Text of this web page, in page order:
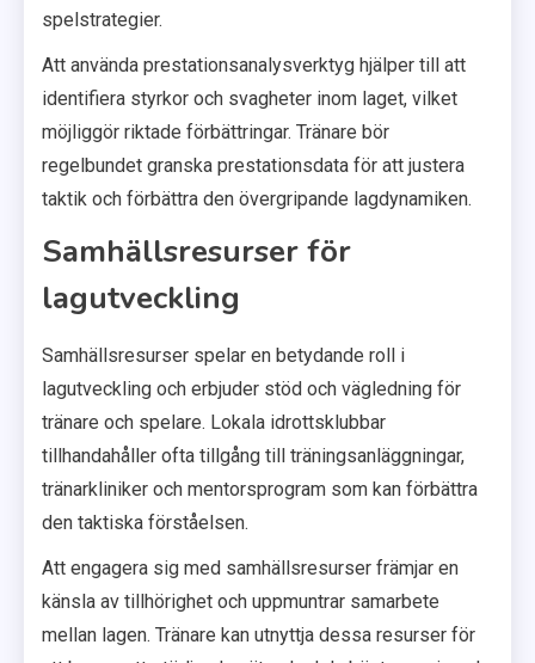
spelstrategier.
Att använda prestationsanalysverktyg hjälper till att
identifiera styrkor och svagheter inom laget, vilket
möjliggör riktade förbättringar. Tränare bör
regelbundet granska prestationsdata för att justera
taktik och förbättra den övergripande lagdynamiken.
Samhällsresurser för
lagutveckling
Samhällsresurser spelar en betydande roll i
lagutveckling och erbjuder stöd och vägledning för
tränare och spelare. Lokala idrottsklubbar
tillhandahåller ofta tillgång till träningsanläggningar,
tränarkliniker och mentorsprogram som kan förbättra
den taktiska förståelsen.
Att engagera sig med samhällsresurser främjar en
känsla av tillhörighet och uppmuntrar samarbete
mellan lagen. Tränare kan utnyttja dessa resurser för